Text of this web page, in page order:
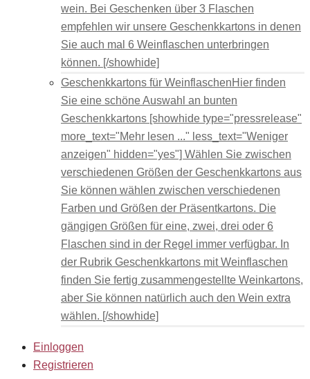
wein. Bei Geschenken über 3 Flaschen
empfehlen wir unsere Geschenkkartons in denen
Sie auch mal 6 Weinflaschen unterbringen
können. [/showhide]
Geschenkkartons für WeinflaschenHier finden
Sie eine schöne Auswahl an bunten
Geschenkkartons [showhide type="pressrelease"
more_text="Mehr lesen ..." less_text="Weniger
anzeigen" hidden="yes"] Wählen Sie zwischen
verschiedenen Größen der Geschenkkartons aus
Sie können wählen zwischen verschiedenen
Farben und Größen der Präsentkartons. Die
gängigen Größen für eine, zwei, drei oder 6
Flaschen sind in der Regel immer verfügbar. In
der Rubrik Geschenkkartons mit Weinflaschen
finden Sie fertig zusammengestellte Weinkartons,
aber Sie können natürlich auch den Wein extra
wählen. [/showhide]
Einloggen
Registrieren